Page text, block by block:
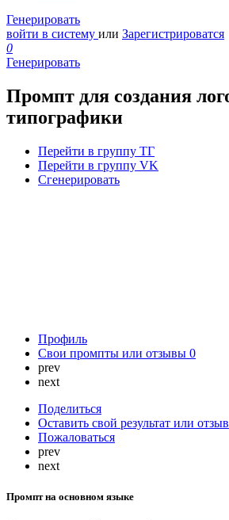
Генерировать
войти в систему или Зарегистрироватся
0
Генерировать
Промпт для создания
типографики
Перейти в группу ТГ
Перейти в группу VK
Сгенерировать
Профиль
Свои промпты или отзывы 0
prev
next
Поделиться
Оставить свой результат или отзыв
Пожаловаться
prev
next
Промпт на основном языке